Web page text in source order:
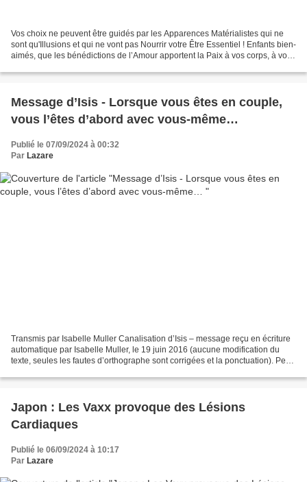
Vos choix ne peuvent être guidés par les Apparences Matérialistes qui ne
sont qu'Illusions et qui ne vont pas Nourrir votre Être Essentiel ! Enfants bien-
aimés, que les bénédictions de l’Amour apportent la Paix à vos corps, à vos
Message d’Isis - Lorsque vous êtes en couple,
vous l’êtes d’abord avec vous-même…
Publié le 07/09/2024 à 00:32
Par Lazare
Transmis par Isabelle Muller Canalisation d’Isis – message reçu en écriture
automatique par Isabelle Muller, le 19 juin 2016 (aucune modification du
texte, seules les fautes d’orthographe sont corrigées et la ponctuation). Perle
Japon : Les Vaxx provoque des Lésions
Cardiaques
Publié le 06/09/2024 à 10:17
Par Lazare